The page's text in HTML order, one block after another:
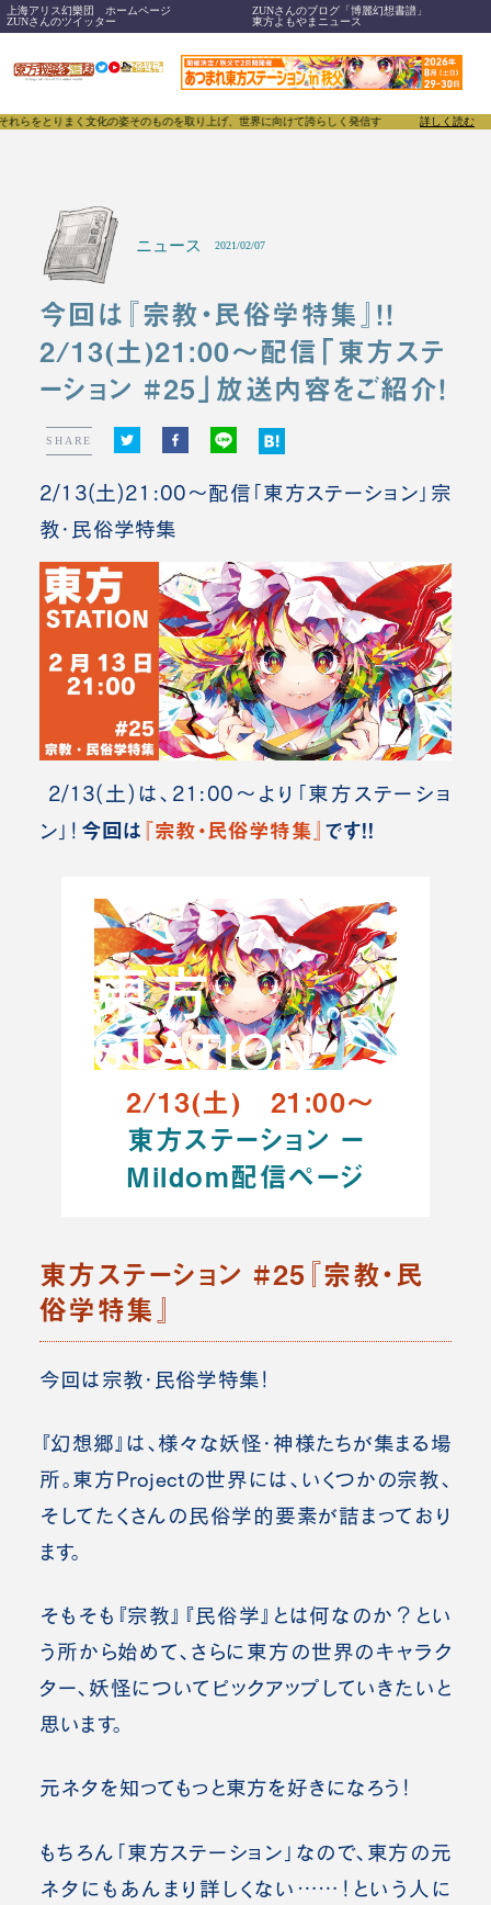
上海アリス幻樂団 ホームページ
ZUNさんのブログ「博麗幻想書譜」
ZUNさんのツイッター
東方よもやまニュース
文化の姿そのものを取り上げ、世界に向けて誇らしく発信することで、東方Projectのみなら
詳しく読む
ニュース 2021/02/07
今回は『宗教・民俗学特集』！！
2/13(土)21:00～配信「東方ステ
ーション #25」放送内容をご紹介！
SHARE
2/13(土)21:00～配信「東方ステーション」宗
教・民俗学特集
2/13(土)は、21:00～より「東方ステーショ
ン」！ 今回は『宗教・民俗学特集』です！！
2/13(土) 21:00～
東方ステーション ー
Mildom配信ページ
東方ステーション #25『宗教・民
俗学特集』
今回は宗教・民俗学特集！
『幻想郷』は、様々な妖怪・神様たちが集まる場
所。東方Projectの世界には、いくつかの宗教、
そしてたくさんの民俗学的要素が詰まっており
ます。
そもそも『宗教』『民俗学』とは何なのか？とい
う所から始めて、さらに東方の世界のキャラク
ター、妖怪についてピックアップしていきたいと
思います。
元ネタを知ってもっと東方を好きになろう！
もちろん「東方ステーション」なので、東方の元
ネタにもあんまり詳しくない……！という人に